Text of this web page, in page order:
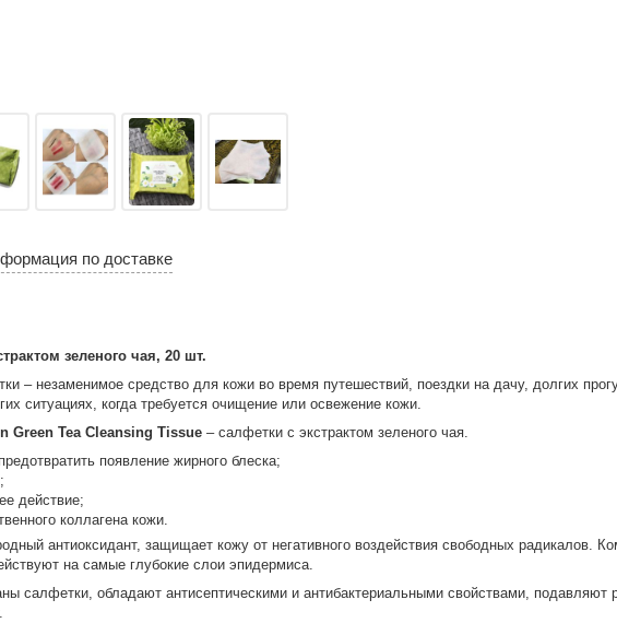
по доставке
зеленого чая, 20 шт.
– незаменимое средство для кожи во время путешествий, поездки на дачу, долгих
ситуациях, когда требуется очищение или освежение кожи.
Green Tea Cleansing Tissue– салфетки с экстрактом зеленого чая.
появление жирного блеска;
действие;
коллагена кожи.
антиоксидант, защищает кожу от негативного воздействия свободных радикалов.
на самые глубокие слои эпидермиса.
салфетки, обладают антисептическими и антибактериальными свойствами, подавляют